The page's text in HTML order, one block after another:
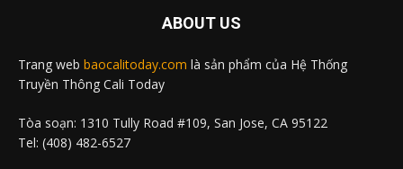
ABOUT US
Trang web baocalitoday.com là sản phẩm của Hệ Thống
Truyền Thông Cali Today
Tòa soạn: 1310 Tully Road #109, San Jose, CA 95122
Tel: (408) 482-6527